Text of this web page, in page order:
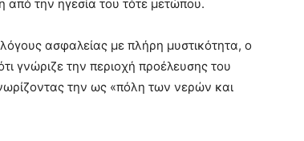
από την ηγεσία του τότε μετώπου.
ασφαλείας με πλήρη μυστικότητα, ο
γνώριζε την περιοχή προέλευσης του
την ως «πόλη των νερών και